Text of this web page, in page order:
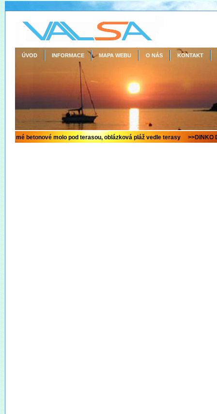
ÚVOD INFORMACE MAPA WEBU O NÁS KONTAKT